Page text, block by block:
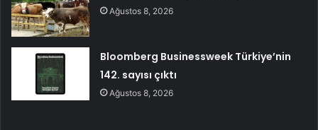
Ağustos 8, 2026
Bloomberg Businessweek Türkiye’nin
142. sayısı çıktı
Ağustos 8, 2026